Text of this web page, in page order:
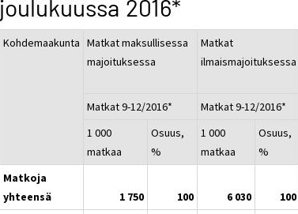
joulukuussa 2016*
Kohdemaakunta Matkat maksullisessa
majoituksessa
Matkat
ilmaismajoituksessa
Matkat 9-12/2016*
Matkat 9-12/2016*
1 000
matkaa
Osuus,
%
1 000
matkaa
Osuus,
%
Matkoja
yhteensä
1 750 100 6 030 100